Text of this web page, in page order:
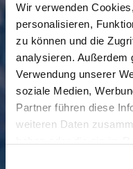
Wir verwenden
personalisieren,
zu können und die
analysieren. Außerdem
Verwendung unserer
soziale Medien,
Partner führen diese
weiteren Daten
GEMEINDE